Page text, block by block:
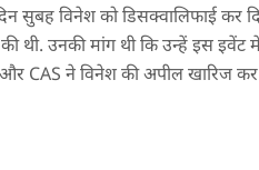
सुबह विनेश को ड‍िसक्वालिफाई कर
थी. उनकी मांग थी कि उन्हें इस
CAS ने विनेश की अपील खारिज कर